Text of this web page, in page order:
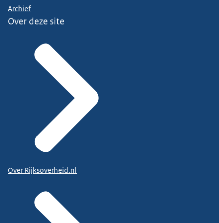
Archief
Over deze site
Over Rijksoverheid.nl